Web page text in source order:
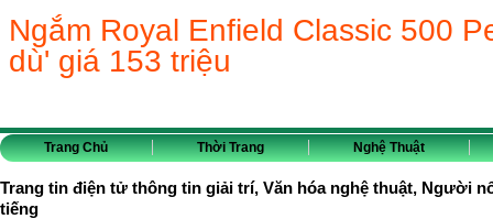
Ngắm Royal Enfield Classic 500
dù' giá 153 triệu
Trang Chủ Thời Trang Nghệ Thuật
Trang tin điện tử thông tin giải trí, Văn hóa nghệ thuật, Người
tiếng